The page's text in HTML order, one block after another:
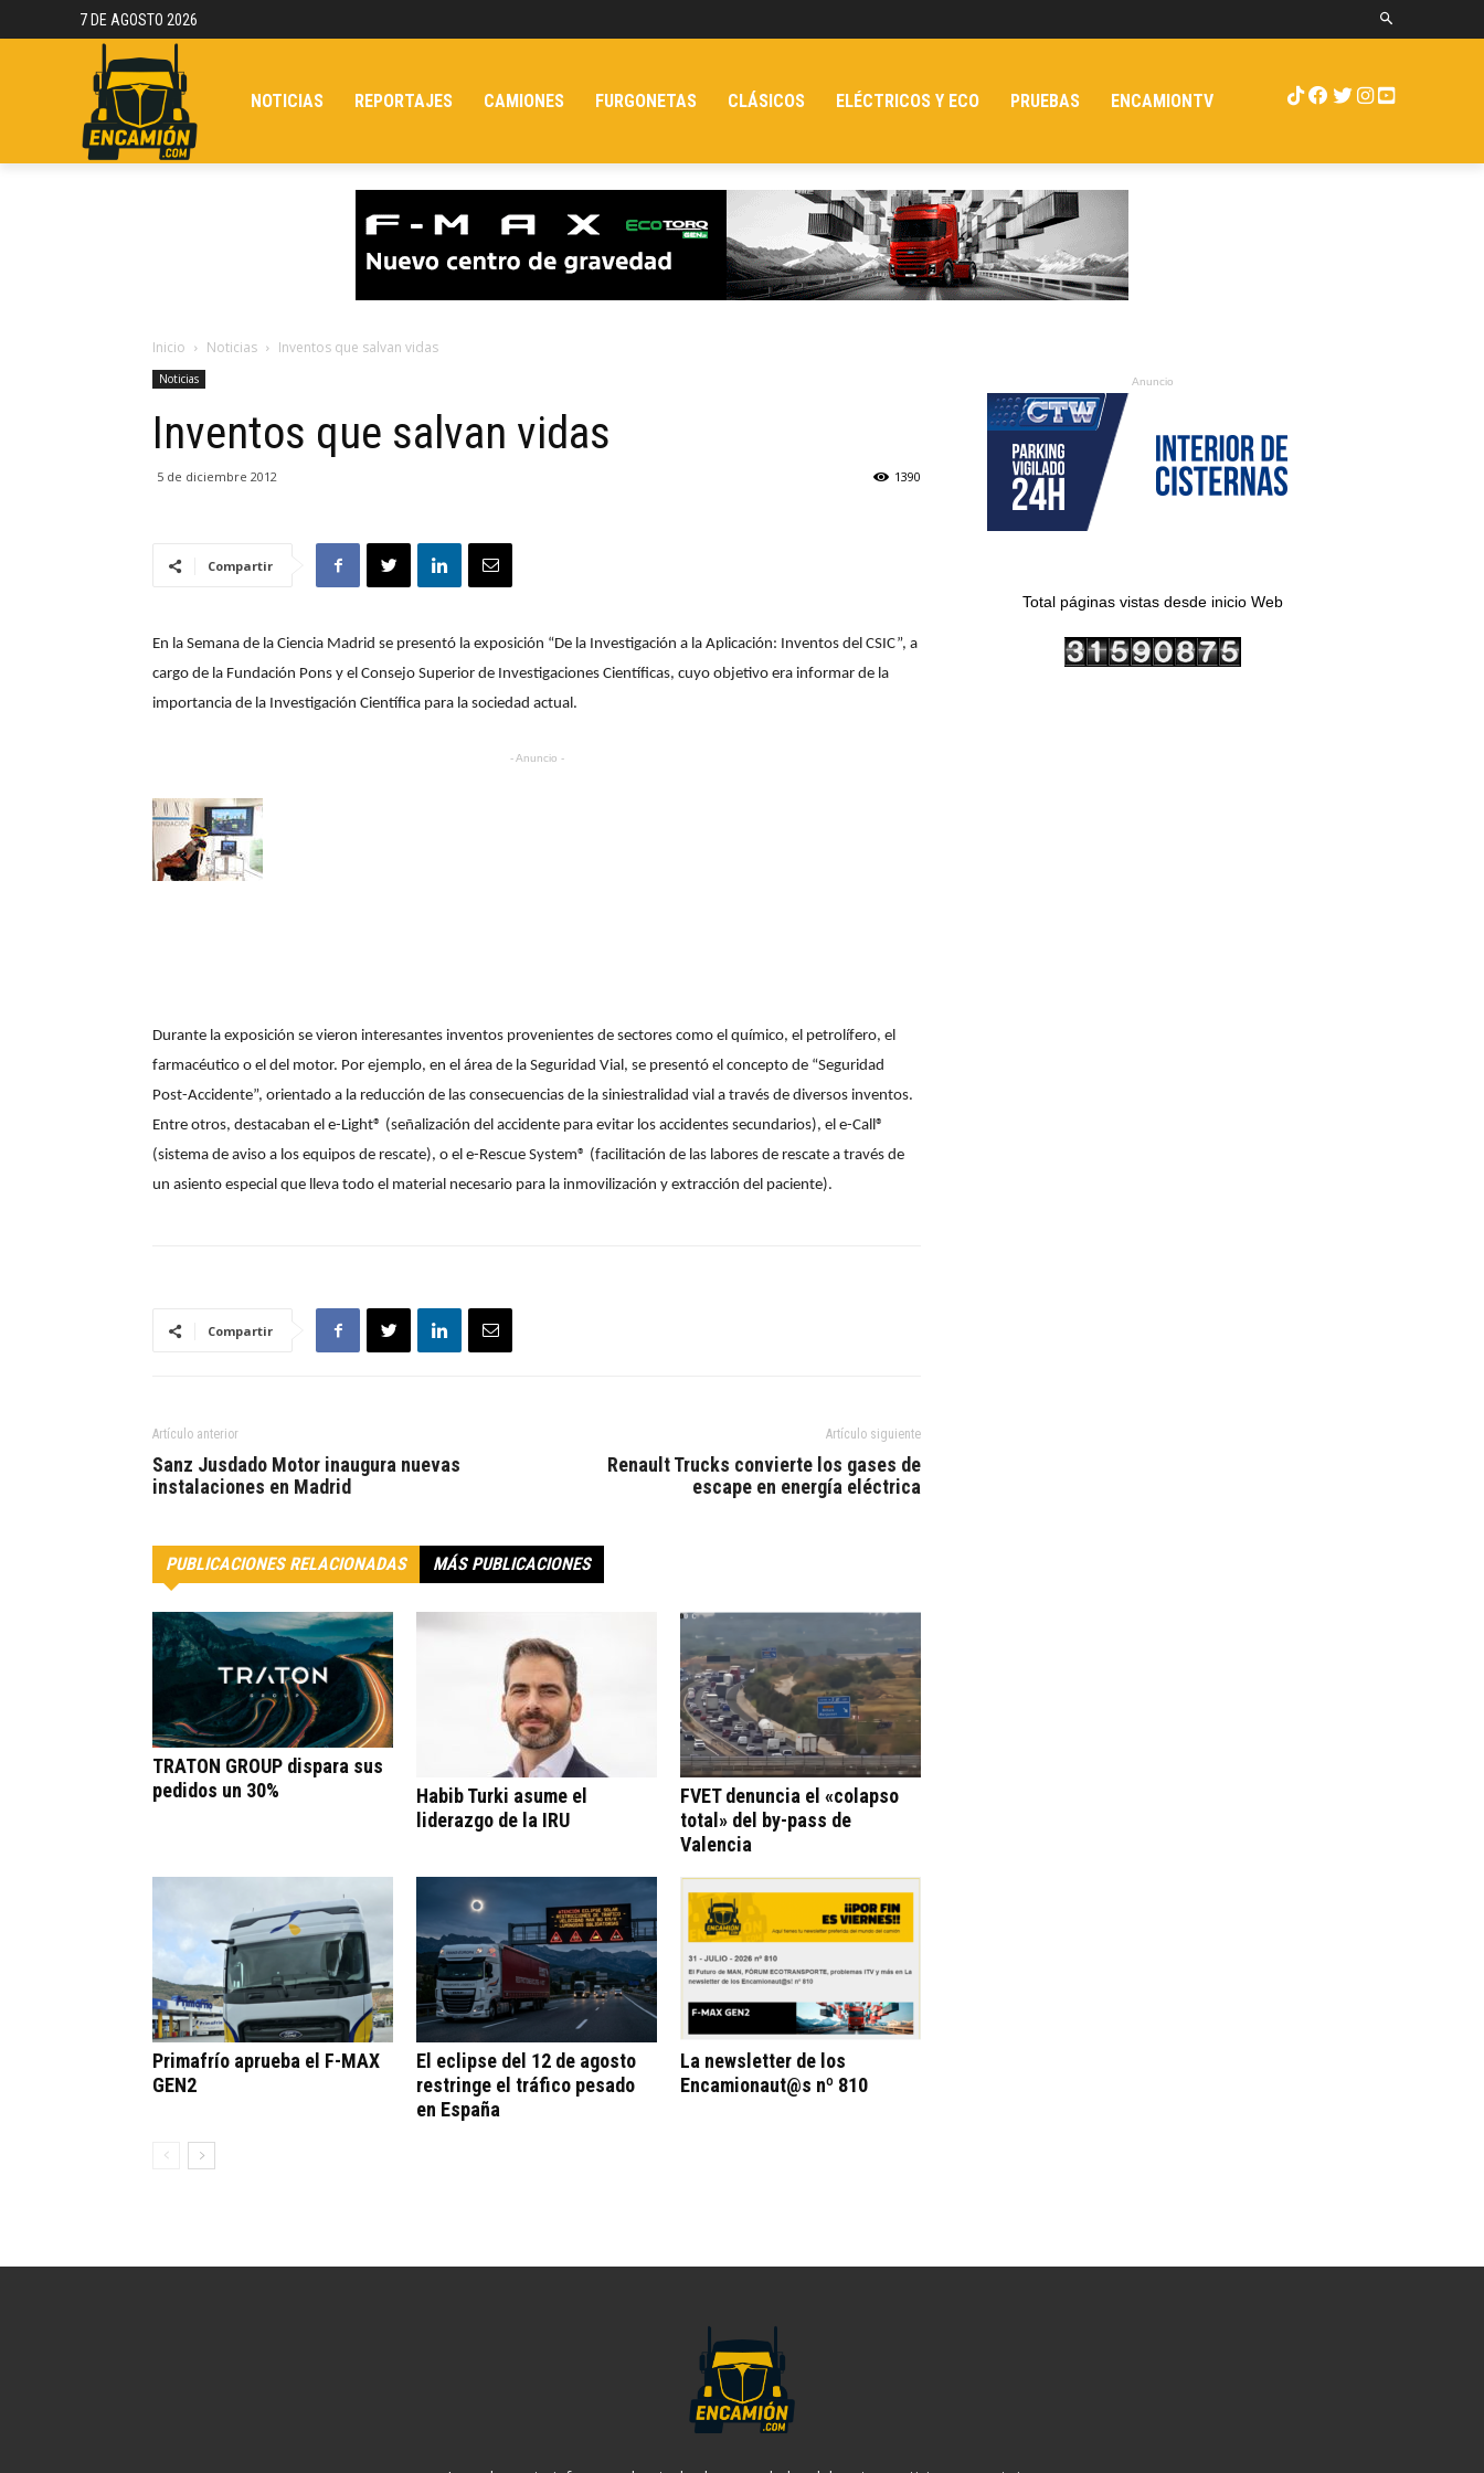
7 DE AGOSTO 2026
NOTICIAS REPORTAJES CAMIONES FURGONETAS CLÁSICOS ELÉCTRICOS Y ECO PRUEBAS ENCAMIONTV
Inicio Noticias Inventos que salvan vidas
Noticias
Inventos que salvan vidas
5 de diciembre 2012 1390
Compartir
En la Semana de la Ciencia Madrid se presentó la exposición “De la Investigación a la Aplicación: Inventos del CSIC”, a
cargo de la Fundación Pons y el Consejo Superior de Investigaciones Científicas, cuyo objetivo era informar de la
importancia de la Investigación Científica para la sociedad actual.
- Anuncio -
Durante la exposición se vieron interesantes inventos provenientes de sectores como el químico, el petrolífero, el
farmacéutico o el del motor. Por ejemplo, en el área de la Seguridad Vial, se presentó el concepto de “Seguridad
Post-Accidente”, orientado a la reducción de las consecuencias de la siniestralidad vial a través de diversos inventos.
Entre otros, destacaban el e-Light® (señalización del accidente para evitar los accidentes secundarios), el e-Call®
(sistema de aviso a los equipos de rescate), o el e-Rescue System® (facilitación de las labores de rescate a través de
un asiento especial que lleva todo el material necesario para la inmovilización y extracción del paciente).
Compartir
Artículo anterior
Sanz Jusdado Motor inaugura nuevas
instalaciones en Madrid
Artículo siguiente
Renault Trucks convierte los gases de
escape en energía eléctrica
PUBLICACIONES RELACIONADAS MÁS PUBLICACIONES
TRATON GROUP dispara sus
pedidos un 30%
Habib Turki asume el
liderazgo de la IRU
FVET denuncia el «colapso
total» del by-pass de
Valencia
Primafrío aprueba el F-MAX
GEN2
El eclipse del 12 de agosto
restringe el tráfico pesado
en España
La newsletter de los
Encamionaut@s nº 810
Anuncio
Total páginas vistas desde inicio Web